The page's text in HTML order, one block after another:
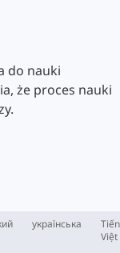
do nauki
że proces nauki
українська
Việt